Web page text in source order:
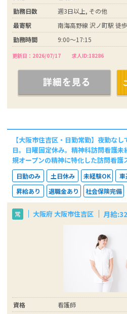
勤務日数
週3日以上, その他
最寄駅
南海高野線 沢ノ町駅 徒
勤務時間
9:00～17:15
更新日：2026/07/17 求人ID:18286
【大阪市住吉区・日勤常勤】夜勤な
日。日曜固定休み。精神科訪問看護
規オープンの精神に特化した訪問看護
日勤のみ 土日休み 未経験OK 車
昇給あり
退職金あり 社会保険完備
常 大阪府 大阪市住吉区 月給
資格
看護師